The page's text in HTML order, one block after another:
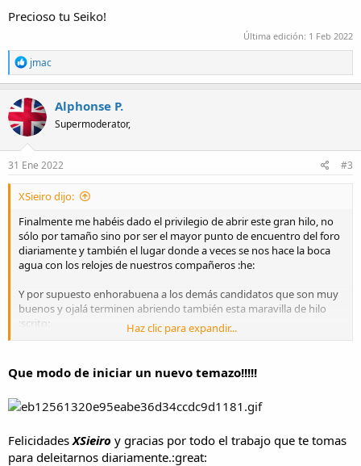
:saludo:
Precioso tu Seiko!
Última edición: 1 Feb 2022
R
e
a
c
t
i
o
n
s
jmac
Alphonse P.
Supermoderator,
31 Ene 2022 #3
XSieiro dijo:
Finalmente me habéis dado el privilegio de abrir este gran hilo, no
sólo por tamaño sino por ser el mayor punto de encuentro del foro
diariamente y también el lugar donde a veces se nos hace la boca
agua con los relojes de nuestros compañeros :he:
Y por supuesto enhorabuena a los demás candidatos que son muy
buenos y ojalá terminen abriendo también esta maravilla de hilo
:scrito:
resto del día:
¡Gracias a todos!
Haz clic para expandir...
Que modo de iniciar un nuevo temazo!!!!!
Felicidades XSieiro y gracias por todo el trabajo que te tomas
para deleitarnos diariamente.:great: